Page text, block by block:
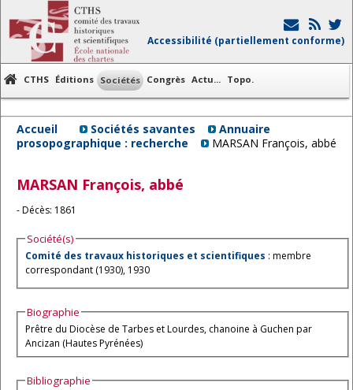
Accessibilité (partiellement conforme)
CTHS Éditions Sociétés Congrès Actu... Topo.
Accueil Sociétés savantes
Annuaire
prosopographique : recherche
MARSAN François, abbé
MARSAN François, abbé
- Décès: 1861
Société(s)
Comité des travaux historiques et scientifiques : membre
correspondant (1930), 1930
Biographie
Prêtre du Diocèse de Tarbes et Lourdes, chanoine à Guchen par
Ancizan (Hautes Pyrénées)
Bibliographie